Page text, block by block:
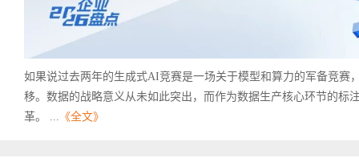
如果说过去两年的生成式AI竞赛是一场关于模型和算力的军备竞赛
移。数据的战略意义从未如此突出，而作为数据生产核心环节的标
革。 ... 《全文》